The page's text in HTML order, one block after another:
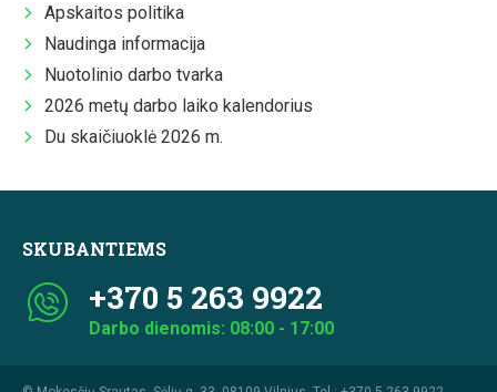
Apskaitos politika
Naudinga informacija
Nuotolinio darbo tvarka
2026 metų darbo laiko kalendorius
Du skaičiuoklė 2026 m.
SKUBANTIEMS
+370 5 263 9922
Darbo dienomis: 08:00 - 17:00